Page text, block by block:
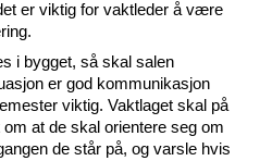
er viktig for vaktleder å være
i bygget, så skal salen
er god kommunikasjon
viktig. Vaktlaget skal på
at de skal orientere seg om
de står på, og varsle hvis